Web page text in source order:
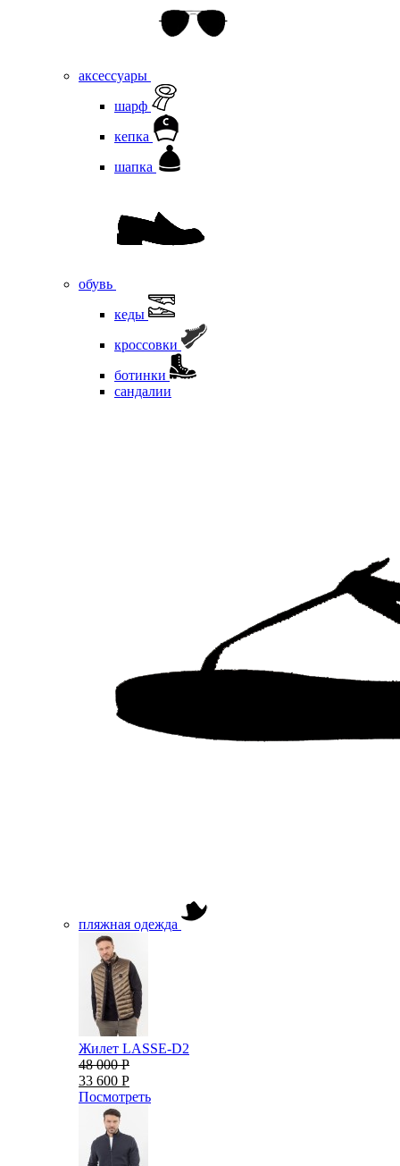
аксессуары
шарф
кепка
шапка
обувь
кеды
кроссовки
ботинки
сандалии
пляжная одежда
Жилет LASSE-D2
48 000 Р
33 600 Р
Посмотреть